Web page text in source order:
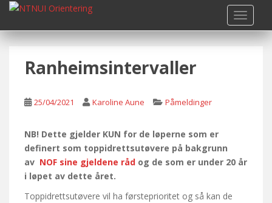
i
Ranheimsintervaller
25/04/2021 Karoline Aune Påmeldinger
NB! Dette gjelder KUN for de løperne som er
definert som toppidrettsutøvere på bakgrunn
av NOF sine gjeldene råd og de som er under 20 år
i løpet av dette året.
Toppidrettsutøvere vil ha førsteprioritet og så kan de